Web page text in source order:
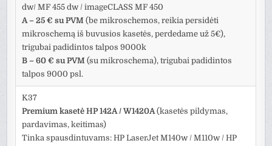
dw/ MF 455 dw / imageCLASS MF 450
A – 25 € su PVM(be mikroschemos, reikia persidėti
mikroschemą iš buvusios kasetės, perdedame už 5€),
trigubai padidintos talpos 9000k
B – 60 € su PVM (su mikroschema), trigubai padidintos
talpos 9000 psl.
K37
Premium kasetė HP 142A / W1420A(kasetės pildymas,
pardavimas, keitimas)
Tinka spausdintuvams: HP LaserJet M140w / M110w / HP